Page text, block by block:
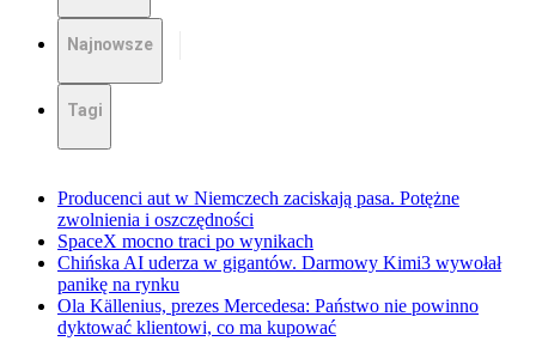
Najnowsze
Tagi
Producenci aut w Niemczech zaciskają pasa. Potężne
zwolnienia i oszczędności
SpaceX mocno traci po wynikach
Chińska AI uderza w gigantów. Darmowy Kimi3 wywołał
panikę na rynku
Ola Källenius, prezes Mercedesa: Państwo nie powinno
dyktować klientowi, co ma kupować